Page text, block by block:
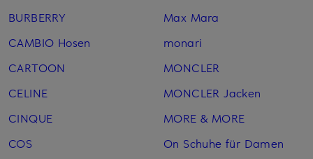
BURBERRY
CAMBIO Hosen
CARTOON
CELINE
CINQUE
COS
Max Mara
monari
MONCLER
MONCLER Jacken
MORE & MORE
On Schuhe für Damen